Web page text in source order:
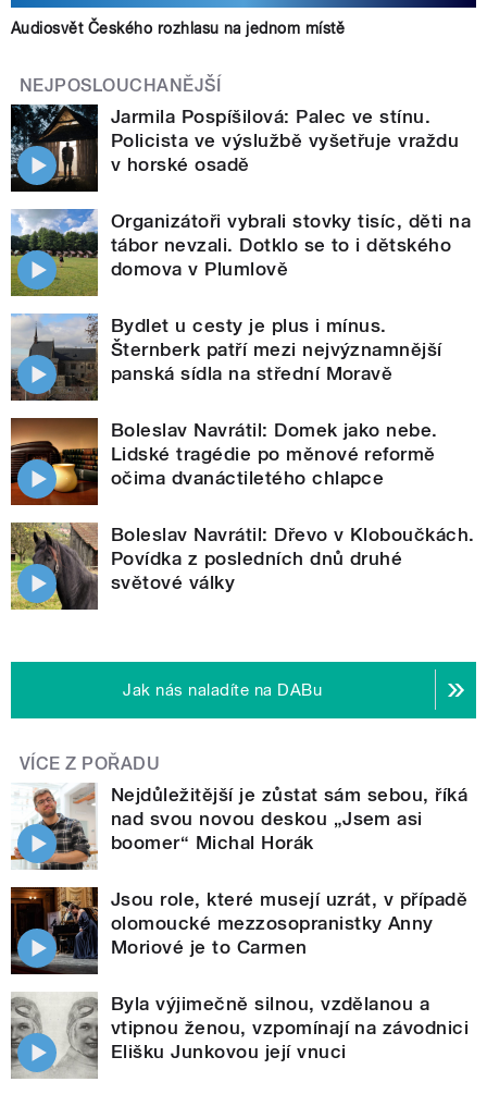
Audiosvět Českého rozhlasu na jednom místě
NEJPOSLOUCHANĚJŠÍ
Jarmila Pospíšilová: Palec ve stínu.
Policista ve výslužbě vyšetřuje vraždu
v horské osadě
Organizátoři vybrali stovky tisíc, děti na
tábor nevzali. Dotklo se to i dětského
domova v Plumlově
Bydlet u cesty je plus i mínus.
Šternberk patří mezi nejvýznamnější
panská sídla na střední Moravě
Boleslav Navrátil: Domek jako nebe.
Lidské tragédie po měnové reformě
očima dvanáctiletého chlapce
Boleslav Navrátil: Dřevo v Kloboučkách.
Povídka z posledních dnů druhé
světové války
Jak nás naladíte na DABu
VÍCE Z POŘADU
Nejdůležitější je zůstat sám sebou, říká
nad svou novou deskou „Jsem asi
boomer“ Michal Horák
Jsou role, které musejí uzrát, v případě
olomoucké mezzosopranistky Anny
Moriové je to Carmen
Byla výjimečně silnou, vzdělanou a
vtipnou ženou, vzpomínají na závodnici
Elišku Junkovou její vnuci